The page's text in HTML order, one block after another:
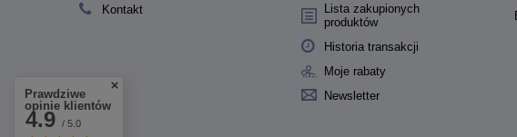
Kontakt
Lista zakupionych
produktów
Historia transakcji
Moje rabaty
Newsletter
Prawdziwe
opinie klientów
4.9 / 5.0